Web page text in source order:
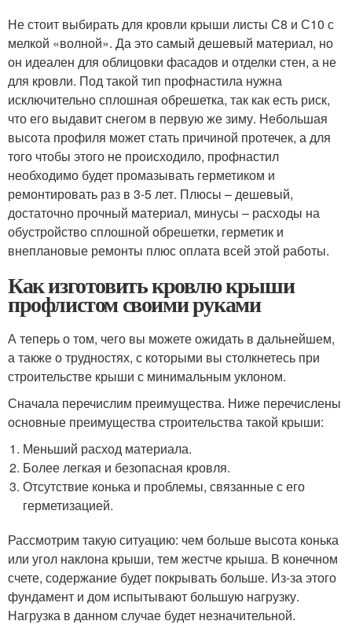
Не стоит выбирать для кровли крыши листы С8 и С10 с
мелкой «волной». Да это самый дешевый материал, но
он идеален для облицовки фасадов и отделки стен, а не
для кровли. Под такой тип профнастила нужна
исключительно сплошная обрешетка, так как есть риск,
что его выдавит снегом в первую же зиму. Небольшая
высота профиля может стать причиной протечек, а для
того чтобы этого не происходило, профнастил
необходимо будет промазывать герметиком и
ремонтировать раз в 3-5 лет. Плюсы – дешевый,
достаточно прочный материал, минусы – расходы на
обустройство сплошной обрешетки, герметик и
внеплановые ремонты плюс оплата всей этой работы.
Как изготовить кровлю крыши
профлистом своими руками
А теперь о том, чего вы можете ожидать в дальнейшем,
а также о трудностях, с которыми вы столкнетесь при
строительстве крыши с минимальным уклоном.
Сначала перечислим преимущества. Ниже перечислены
основные преимущества строительства такой крыши:
Меньший расход материала.
Более легкая и безопасная кровля.
Отсутствие конька и проблемы, связанные с его
герметизацией.
Рассмотрим такую ситуацию: чем больше высота конька
или угол наклона крыши, тем жестче крыша. В конечном
счете, содержание будет покрывать больше. Из-за этого
фундамент и дом испытывают большую нагрузку.
Нагрузка в данном случае будет незначительной.